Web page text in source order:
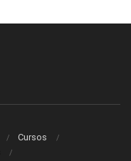
Cursos